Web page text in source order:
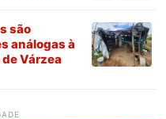
são
análogas à
Várzea